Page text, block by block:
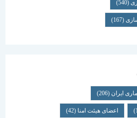
(206)
اعضای هیئت امنا(42)